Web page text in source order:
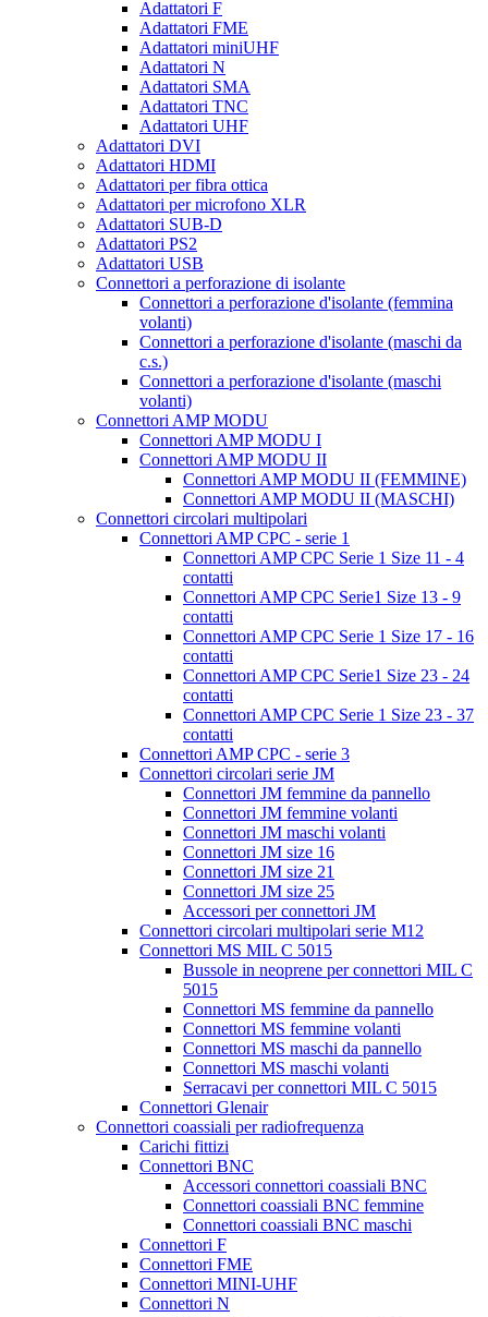
Adattatori F
Adattatori FME
Adattatori miniUHF
Adattatori N
Adattatori SMA
Adattatori TNC
Adattatori UHF
Adattatori DVI
Adattatori HDMI
Adattatori per fibra ottica
Adattatori per microfono XLR
Adattatori SUB-D
Adattatori PS2
Adattatori USB
Connettori a perforazione di isolante
Connettori a perforazione d'isolante (femmina
volanti)
Connettori a perforazione d'isolante (maschi da
c.s.)
Connettori a perforazione d'isolante (maschi
volanti)
Connettori AMP MODU
Connettori AMP MODU I
Connettori AMP MODU II
Connettori AMP MODU II (FEMMINE)
Connettori AMP MODU II (MASCHI)
Connettori circolari multipolari
Connettori AMP CPC - serie 1
Connettori AMP CPC Serie 1 Size 11 - 4
contatti
Connettori AMP CPC Serie1 Size 13 - 9
contatti
Connettori AMP CPC Serie 1 Size 17 - 16
contatti
Connettori AMP CPC Serie1 Size 23 - 24
contatti
Connettori AMP CPC Serie 1 Size 23 - 37
contatti
Connettori AMP CPC - serie 3
Connettori circolari serie JM
Connettori JM femmine da pannello
Connettori JM femmine volanti
Connettori JM maschi volanti
Connettori JM size 16
Connettori JM size 21
Connettori JM size 25
Accessori per connettori JM
Connettori circolari multipolari serie M12
Connettori MS MIL C 5015
Bussole in neoprene per connettori MIL C
5015
Connettori MS femmine da pannello
Connettori MS femmine volanti
Connettori MS maschi da pannello
Connettori MS maschi volanti
Serracavi per connettori MIL C 5015
Connettori Glenair
Connettori coassiali per radiofrequenza
Carichi fittizi
Connettori BNC
Accessori connettori coassiali BNC
Connettori coassiali BNC femmine
Connettori coassiali BNC maschi
Connettori F
Connettori FME
Connettori MINI-UHF
Connettori N